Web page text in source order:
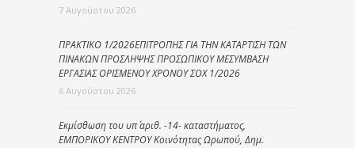
7 Αυγούστου 2026
ΠΡΑΚΤΙΚΟ 1/2026ΕΠΙΤΡΟΠΗΣ ΓΙΑ ΤΗΝ ΚΑΤΑΡΤΙΣΗ ΤΩΝ
ΠΙΝΑΚΩΝ ΠΡΟΣΛΗΨΗΣ ΠΡΟΣΩΠΙΚΟΥ ΜΕΣΥΜΒΑΣΗ
ΕΡΓΑΣΙΑΣ ΟΡΙΣΜΕΝΟΥ ΧΡΟΝΟΥ ΣΟΧ 1/2026
6 Αυγούστου 2026
Εκμίσθωση του υπ΄ αριθ. -14- καταστήματος,
ΕΜΠΟΡΙΚΟΥ ΚΕΝΤΡΟΥ Κοινότητας Ωρωπού, Δημ.